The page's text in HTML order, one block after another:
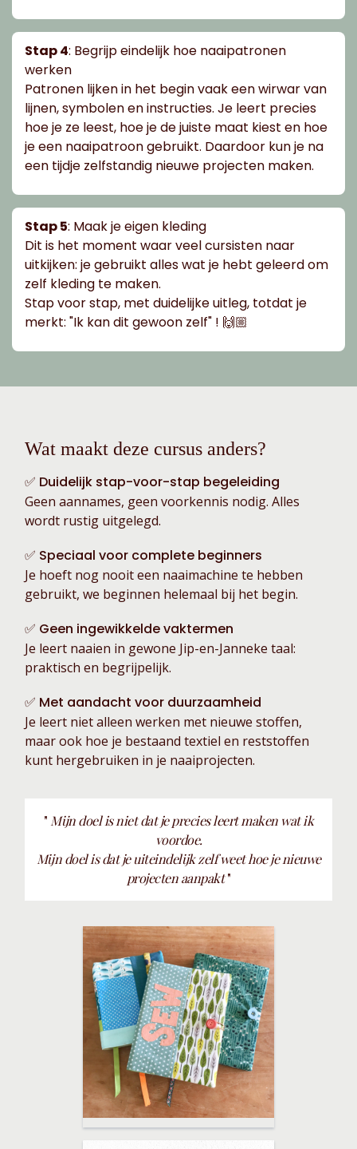
Stap 4: Begrijp eindelijk hoe naaipatronen
werken
Patronen lijken in het begin vaak een wirwar van
lijnen, symbolen en instructies. Je leert precies
hoe je ze leest, hoe je de juiste maat kiest en hoe
je een naaipatroon gebruikt. Daardoor kun je na
een tijdje zelfstandig nieuwe projecten maken.
Stap 5: Maak je eigen kleding
Dit is het moment waar veel cursisten naar
uitkijken: je gebruikt alles wat je hebt geleerd om
zelf kleding te maken.
Stap voor stap, met duidelijke uitleg, totdat je
merkt: "Ik kan dit gewoon zelf" ! 🙌🏼
Wat maakt deze cursus anders?
✅ Duidelijk stap-voor-stap begeleiding
Geen aannames, geen voorkennis nodig. Alles
wordt rustig uitgelegd.
✅ Speciaal voor complete beginners
Je hoeft nog nooit een naaimachine te hebben
gebruikt, we beginnen helemaal bij het begin.
✅ Geen ingewikkelde vaktermen
Je leert naaien in gewone Jip-en-Janneke taal:
praktisch en begrijpelijk.
✅ Met aandacht voor duurzaamheid
Je leert niet alleen werken met nieuwe stoffen,
maar ook hoe je bestaand textiel en reststoffen
kunt hergebruiken in je naaiprojecten.
" Mijn doel is niet dat je precies leert maken wat ik
voordoe.
Mijn doel is dat je uiteindelijk zelf weet hoe je nieuwe
projecten aanpakt"